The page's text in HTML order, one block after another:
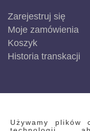
Używamy plików
Zarejestruj się
Moje zamówienia
Koszyk
Historia transkacji